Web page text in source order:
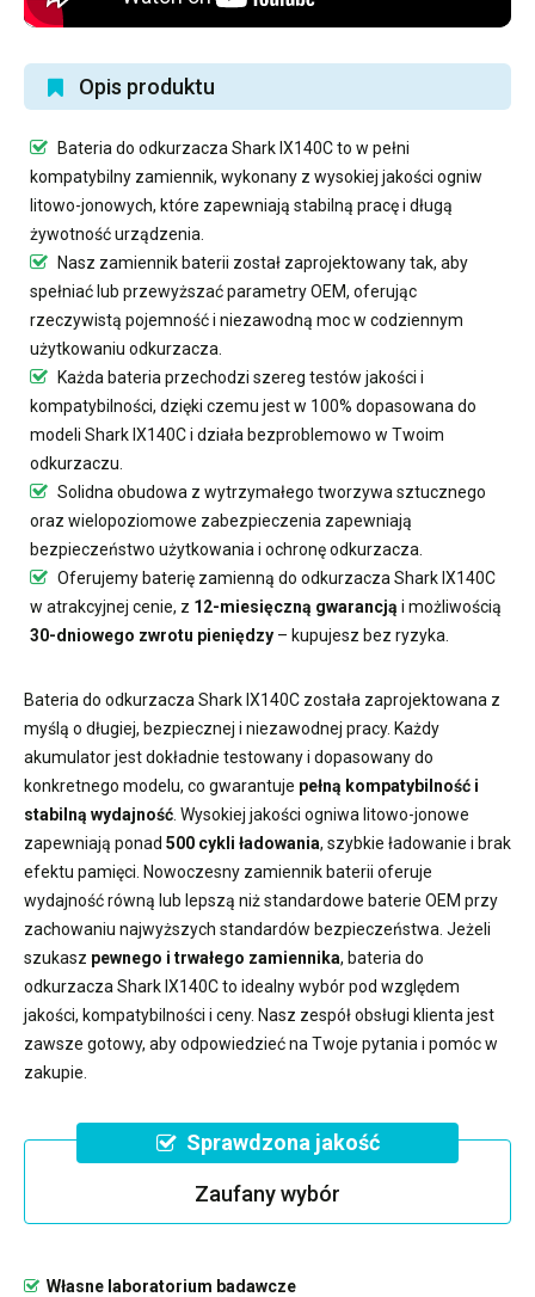
Opis produktu
Bateria do odkurzacza Shark IX140Cto w pełni
kompatybilny zamiennik, wykonany z wysokiej jakości ogniw
litowo-jonowych, które zapewniają stabilną pracę i długą
żywotność urządzenia.
Nasz zamiennik baterii został zaprojektowany tak, aby
spełniać lub przewyższać parametry OEM, oferując
rzeczywistą pojemność i niezawodną moc w codziennym
użytkowaniu odkurzacza.
Każda bateria przechodzi szereg testów jakości i
kompatybilności, dzięki czemu jest w 100% dopasowana do
modeli Shark IX140C i działa bezproblemowo w Twoim
odkurzaczu.
Solidna obudowa z wytrzymałego tworzywa sztucznego
oraz wielopoziomowe zabezpieczenia zapewniają
bezpieczeństwo użytkowania i ochronę odkurzacza.
Oferujemy baterię zamienną do odkurzacza Shark IX140C
w atrakcyjnej cenie, z 12-miesięczną gwarancją i możliwością
30-dniowego zwrotu pieniędzy – kupujesz bez ryzyka.
Bateria do odkurzacza Shark IX140C została zaprojektowana z
myślą o długiej, bezpiecznej i niezawodnej pracy. Każdy
akumulator jest dokładnie testowany i dopasowany do
konkretnego modelu, co gwarantuje pełną kompatybilność i
stabilną wydajność . Wysokiej jakości ogniwa litowo-jonowe
zapewniają ponad 500 cykli ładowania, szybkie ładowanie i brak
efektu pamięci. Nowoczesny zamiennik baterii oferuje
wydajność równą lub lepszą niż standardowe baterie OEM przy
zachowaniu najwyższych standardów bezpieczeństwa. Jeżeli
szukasz pewnego i trwałego zamiennika, bateria do
odkurzacza Shark IX140Cto idealny wybór pod względem
jakości, kompatybilności i ceny. Nasz zespół obsługi klienta jest
zawsze gotowy, aby odpowiedzieć na Twoje pytania i pomóc w
zakupie.
Sprawdzona jakość
Zaufany wybór
Własne laboratorium badawcze